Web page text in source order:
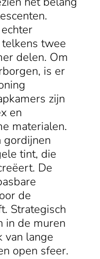
twee
delen. Om
is er
zijn
en
materialen.
gordijnen
tint, die
De
de
Strategisch
in de muren
van lange
open sfeer.